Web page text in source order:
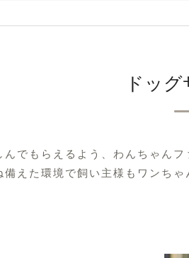
ドッ
でもらえるよう、 わんちゃんフ
備えた環境で飼い主様もワンちゃ